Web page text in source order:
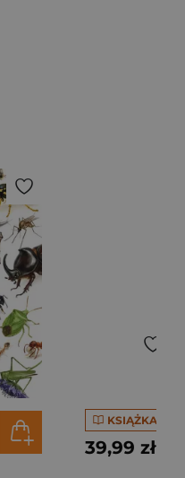
KSIĄŻKA
39,99 zł